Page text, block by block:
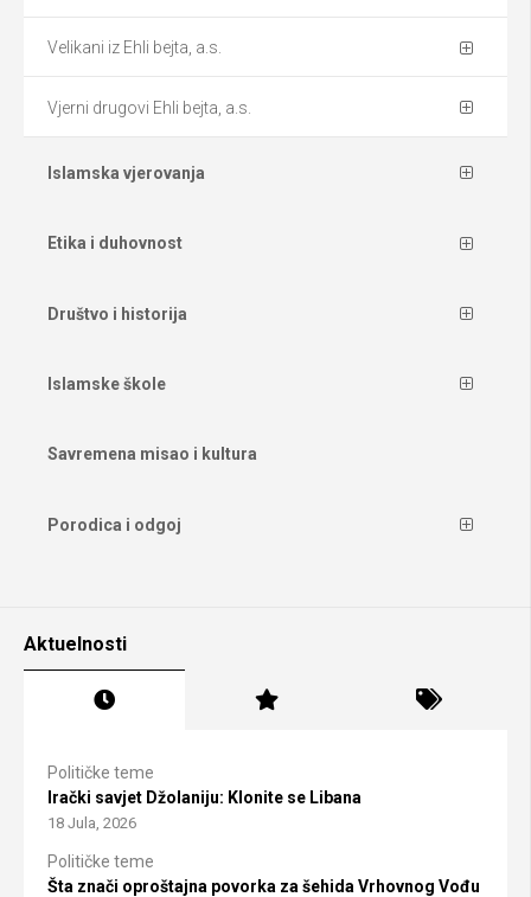
Velikani iz Ehli bejta, a.s.
Vjerni drugovi Ehli bejta, a.s.
Islamska vjerovanja
Etika i duhovnost
Društvo i historija
Islamske škole
Savremena misao i kultura
Porodica i odgoj
Aktuelnosti
Političke teme
Irački savjet Džolaniju: Klonite se Libana
18 Jula, 2026
Političke teme
Šta znači oproštajna povorka za šehida Vrhovnog Vođu